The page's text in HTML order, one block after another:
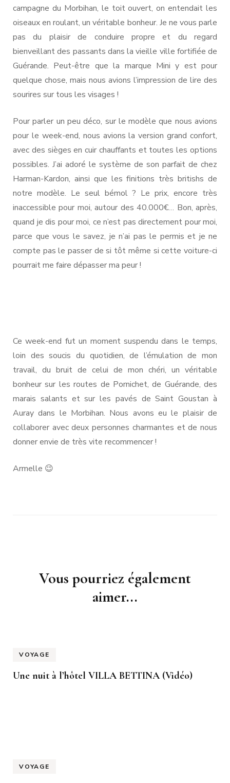
campagne du Morbihan, le toit ouvert, on entendait les
oiseaux en roulant, un véritable bonheur. Je ne vous parle
pas du plaisir de conduire propre et du regard
bienveillant des passants dans la vieille ville fortifiée de
Guérande. Peut-être que la marque Mini y est pour
quelque chose, mais nous avions l’impression de lire des
sourires sur tous les visages !
Pour parler un peu déco, sur le modèle que nous avions
pour le week-end, nous avions la version grand confort,
avec des sièges en cuir chauffants et toutes les options
possibles. J’ai adoré le système de son parfait de chez
Harman-Kardon, ainsi que les finitions très britishs de
notre modèle. Le seul bémol ? Le prix, encore très
inaccessible pour moi, autour des 40.000€… Bon, après,
quand je dis pour moi, ce n’est pas directement pour moi,
parce que vous le savez, je n’ai pas le permis et je ne
compte pas le passer de si tôt même si cette voiture-ci
pourrait me faire dépasser ma peur !
Ce week-end fut un moment suspendu dans le temps,
loin des soucis du quotidien, de l’émulation de mon
travail, du bruit de celui de mon chéri, un véritable
bonheur sur les routes de Pornichet, de Guérande, des
marais salants et sur les pavés de Saint Goustan à
Auray dans le Morbihan. Nous avons eu le plaisir de
collaborer avec deux personnes charmantes et de nous
donner envie de très vite recommencer !
Armelle 😉
Navigation
Vous pourriez également
aimer...
VOYAGE
Une nuit à l’hôtel VILLA BETTINA (Vidéo)
VOYAGE